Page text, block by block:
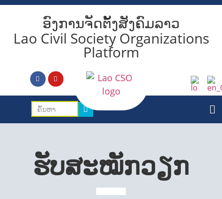
ອົງການຈັດຕັ້ງສັງຄົມລາວ
Lao Civil Society Organizations
Platform
ຮັບສະໝັກວຽກ